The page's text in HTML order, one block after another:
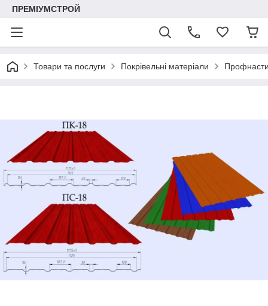
ПРЕМІУМСТРОЙ
Товари та послуги Покрівельні матеріали